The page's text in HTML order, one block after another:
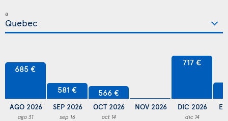
a
685 €
AGO 2026
ago 31
581 €
SEP 2026
sep 16
566 €
OCT 2026
oct 14
NOV 2026
717 €
DIC 2026
dic 14